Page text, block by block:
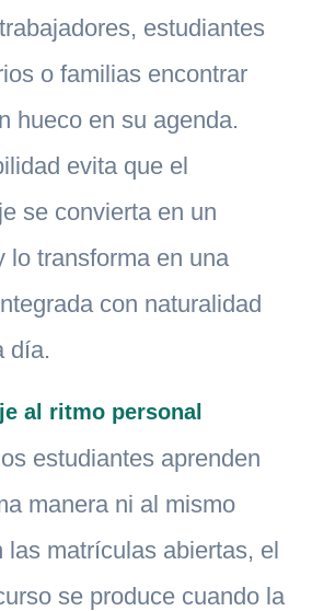
estudiantes
o familias encontrar
hueco en su agenda.
evita que el
se convierta en un
lo transforma en una
con naturalidad
día.
al ritmo personal
estudiantes aprenden
manera ni al mismo
las matrículas abiertas, el
se produce cuando la